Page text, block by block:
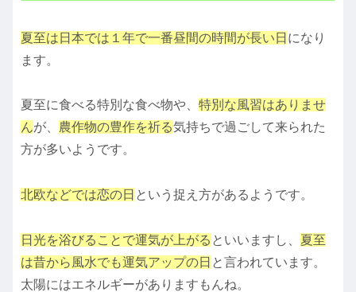
夏至は日本では１年で一番昼間の時間が長い日 になり
ます。
夏至に食べる特別な食べ物や、 特別な風習はありませ
んが、 農作物の豊作を祈る気持ちで過ごして来られた
方が多いようです。
北欧などでは恋の日 という捉え方があるようです。
日光を浴びることで運気が上がる といいますし、 夏至
は昔から風水でも運気アップの日 と言われています。
太陽にはエネルギーがありますもんね。